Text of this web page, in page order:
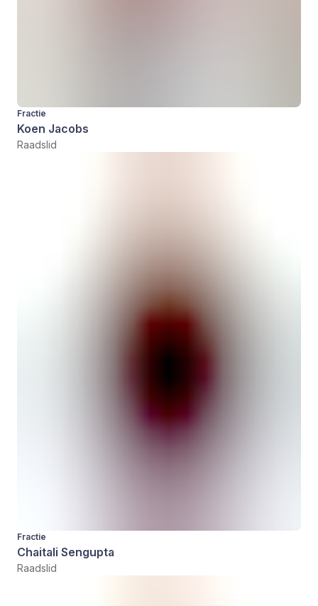
Fractie
Koen Jacobs
Raadslid
Fractie
Chaitali Sengupta
Raadslid